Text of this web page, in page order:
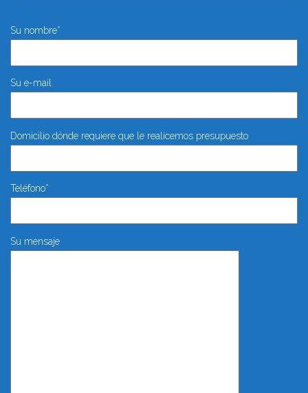
Su nombre*
Su e-mail
Domicilio dónde requiere que le realicemos presupuesto
Teléfono*
Su mensaje